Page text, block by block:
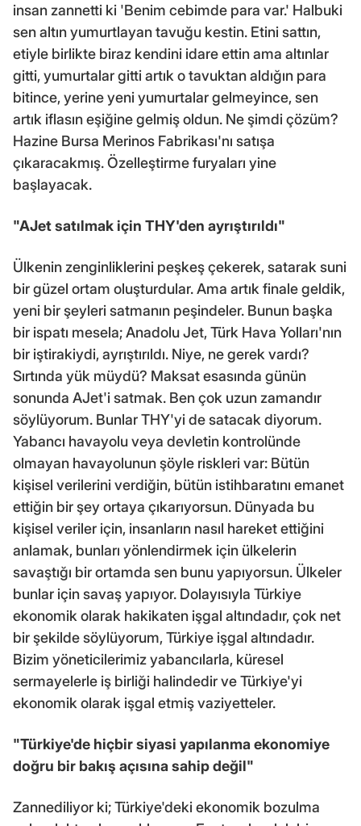
insan zannetti ki 'Benim cebimde para var.' Halbuki
sen altın yumurtlayan tavuğu kestin. Etini sattın,
etiyle birlikte biraz kendini idare ettin ama altınlar
gitti, yumurtalar gitti artık o tavuktan aldığın para
bitince, yerine yeni yumurtalar gelmeyince, sen
artık iflasın eşiğine gelmiş oldun. Ne şimdi çözüm?
Hazine Bursa Merinos Fabrikası'nı satışa
çıkaracakmış. Özelleştirme furyaları yine
başlayacak.
"AJet satılmak için THY'den ayrıştırıldı"
Ülkenin zenginliklerini peşkeş çekerek, satarak suni
bir güzel ortam oluşturdular. Ama artık finale geldik,
yeni bir şeyleri satmanın peşindeler. Bunun başka
bir ispatı mesela; Anadolu Jet, Türk Hava Yolları'nın
bir iştirakiydi, ayrıştırıldı. Niye, ne gerek vardı?
Sırtında yük müydü? Maksat esasında günün
sonunda AJet'i satmak. Ben çok uzun zamandır
söylüyorum. Bunlar THY'yi de satacak diyorum.
Yabancı havayolu veya devletin kontrolünde
olmayan havayolunun şöyle riskleri var: Bütün
kişisel verilerini verdiğin, bütün istihbaratını emanet
ettiğin bir şey ortaya çıkarıyorsun. Dünyada bu
kişisel veriler için, insanların nasıl hareket ettiğini
anlamak, bunları yönlendirmek için ülkelerin
savaştığı bir ortamda sen bunu yapıyorsun. Ülkeler
bunlar için savaş yapıyor. Dolayısıyla Türkiye
ekonomik olarak hakikaten işgal altındadır, çok net
bir şekilde söylüyorum, Türkiye işgal altındadır.
Bizim yöneticilerimiz yabancılarla, küresel
sermayelerle iş birliği halindedir ve Türkiye'yi
ekonomik olarak işgal etmiş vaziyetteler.
"Türkiye'de hiçbir siyasi yapılanma ekonomiye
doğru bir bakış açısına sahip değil"
Zannediliyor ki; Türkiye'deki ekonomik bozulma